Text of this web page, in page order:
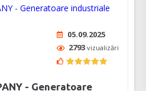
05.09.2025
2793 vizualizări
- Generatoare